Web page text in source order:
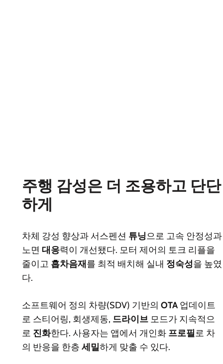
주행 감성은 더 조용하고 단단
하게
차체 강성 향상과 서스펜션 튜닝으로 고속 안정성과
노면 대응력이 개선됐다. 모터 제어의 토크 리플을
줄이고 흡차음재 를 최적 배치해 실내 정숙성을 높였
다.
소프트웨어 정의 차량(SDV) 기반의 OTA 업데이트
로 스티어링, 회생제동, 드라이브 모드가 지속적으
로 진화한다. 사용자는 앱에서 개인화 프로필로 차
의 반응을 한층 세밀하게 맞출 수 있다.